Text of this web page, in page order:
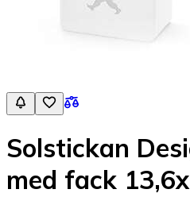
Solstickan
med fack